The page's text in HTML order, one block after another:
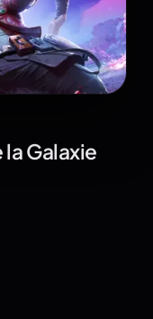
la Galaxie